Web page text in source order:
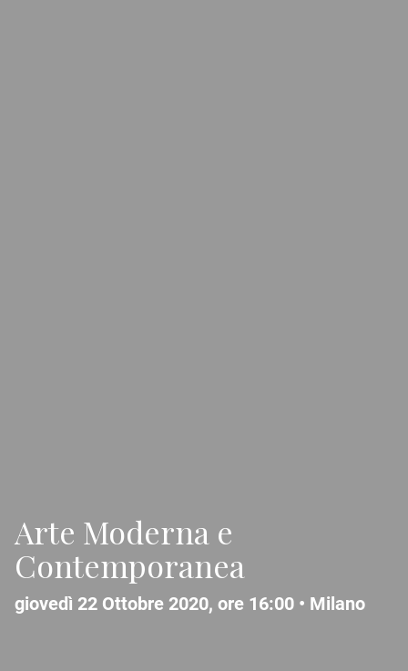
Arte Moderna e
Contemporanea
giovedì 22 Ottobre 2020, ore 16:00 • Milano